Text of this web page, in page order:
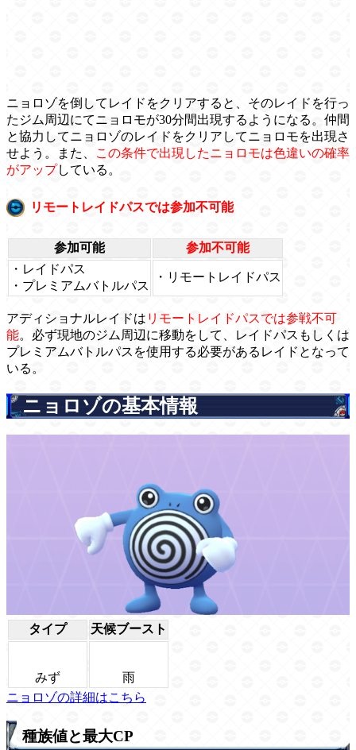
ニョロゾを倒してレイドをクリアすると、そのレイドを行っ
たジム周辺にてニョロモが30分間出現するようになる。仲間
と協力してニョロゾのレイドをクリアしてニョロモを出現さ
せよう。また、
この条件で出現したニョロモは色違いの確率
がアップしている。
リモートレイドパスでは参加不可能
参加可能
参加不可能
・レイドパス
・プレミアムバトルパス
・リモートレイドパス
アディショナルレイドは リモートレイドパスでは参戦不可
能。必ず現地のジム周辺に移動をして、レイドパスもしくは
プレミアムバトルパスを使用する必要があるレイドとなって
いる。
ニョロゾの基本情報
タイプ 天候ブースト
みず
雨
ニョロゾの詳細はこちら
種族値と最大CP